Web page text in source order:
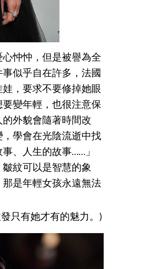
忡忡，但是被譽為全
似乎自在許多，法國
，要求不要修掉她眼
變年輕，也很注意保
外貌會隨著時間改
學會在光陰流逝中找
、人生的故事……」
紋可以是智慧的象
是年輕女孩永遠無法
只有她才有的魅力。)